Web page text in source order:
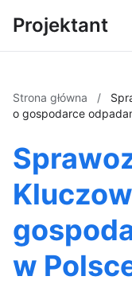
Projektant
Strona główna /
o gospodarce
w